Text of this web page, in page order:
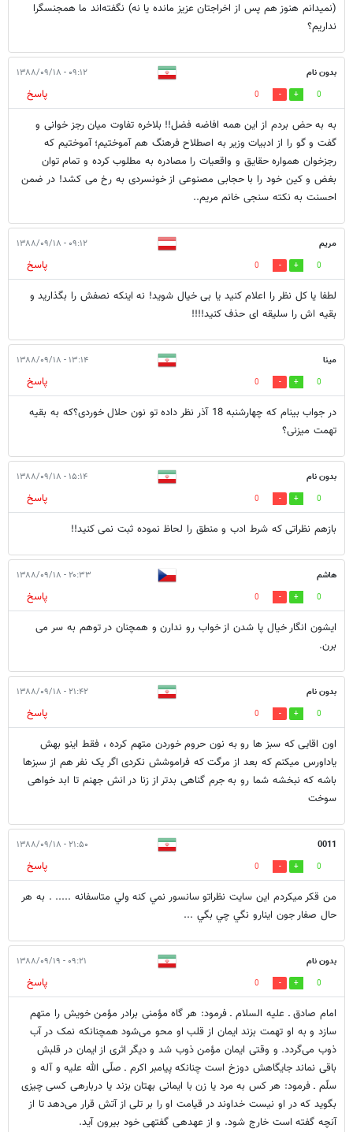
(نمیدانم هنوز هم پس از اخراجتان عزیز مانده یا نه) نگفته‌اند ما همجنسگرا
نداریم؟
بدون نام ۰۹:۱۲ - ۱۳۸۸/۰۹/۱۸
0
0
پاسخ
به به حض بردم از این همه افاضه فضل!! بلاخره تفاوت میان رجز خوانی و
گفت و گو را از ادبیات وزیر به اصطلاح فرهنگ هم آموختیم؛ آموختیم که
رجزخوان همواره حقایق و واقعیات را مصادره به مطلوب کرده و تمام توان
بغض و کین خود را با حجابی مصنوعی از خونسردی به رخ می کشد! در ضمن
احسنت به نکته سنجی خانم مریم..
مریم ۰۹:۱۲ - ۱۳۸۸/۰۹/۱۸
0
0
پاسخ
لطفا یا کل نظر را اعلام کنید یا بی خیال شوید! نه اینکه نصفش را بگذارید و
بقیه اش را سلیقه ای حذف کنید!!!!
مینا ۱۳:۱۴ - ۱۳۸۸/۰۹/۱۸
0
0
پاسخ
در جواب بینام که چهارشنبه 18 آذر نظر داده تو نون حلال خوردی؟که به بقیه
تهمت میزنی؟
بدون نام ۱۵:۱۴ - ۱۳۸۸/۰۹/۱۸
0
0
پاسخ
بازهم نظراتی که شرط ادب و منطق را لحاظ نموده ثبت نمی کنید!!
هاشم ۲۰:۳۳ - ۱۳۸۸/۰۹/۱۸
0
0
پاسخ
ایشون انگار خیال پا شدن از خواب رو ندارن و همچنان در توهم به سر می
برن.
بدون نام ۲۱:۴۲ - ۱۳۸۸/۰۹/۱۸
0
0
پاسخ
اون اقایی که سبز ها رو به نون حروم خوردن متهم کرده ، فقط اینو بهش
یاداورس میکنم که بعد از مرگت که فراموشش نکردی اگر یک نفر هم از سبزها
باشه که نبخشه شما رو به جرم گناهی بدتر از زنا در انش جهنم تا ابد خواهی
سوخت
0011 ۲۱:۵۰ - ۱۳۸۸/۰۹/۱۸
0
0
پاسخ
من قكر ميكردم اين سايت نظراتو سانسور نمي كنه ولي متاسفانه ..... . به هر
حال صفار جون اينارو نگي چي بگي ...
بدون نام ۰۹:۲۱ - ۱۳۸۸/۰۹/۱۹
0
0
پاسخ
امام صادق ـ علیه السلام ـ فرمود: هر گاه مؤمنی برادر مؤمن خویش را متهم
سازد و به او تهمت بزند ایمان از قلب او محو می‌شود همچنانکه نمک در آب
ذوب می‌گردد. و وقتی ایمان مؤمن ذوب شد و دیگر اثری از ایمان در قلبش
باقی نماند جایگاهش دوزخ است چنانکه پیامبر اکرم ـ صلّی الله علیه و آله و
سلّم ـ فرمود: هر کس به مرد یا زن با ایمانی بهتان بزند یا درباره‎ی کسی چیزی
بگوید که در او نیست خداوند در قیامت او را بر تلی از آتش قرار می‌دهد تا از
آنچه گفته است خارج شود. و از عهده‎ی‌ گفته‎ی خود بیرون آید.